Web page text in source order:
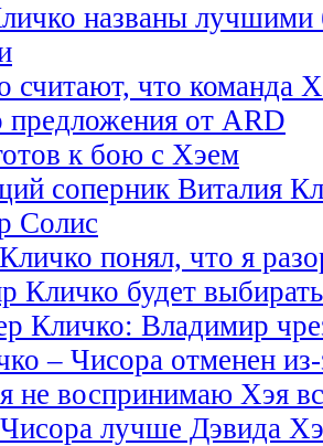
названы лучшими
считают, что команда
предложения от ARD
к бою с Хэем
соперник Виталия
Солис
понял, что я
Кличко будет
Кличко: Владимир
– Чисора отменен
не воспринимаю Хэя
лучше Дэвида